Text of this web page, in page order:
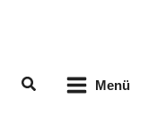
Suchen Menü